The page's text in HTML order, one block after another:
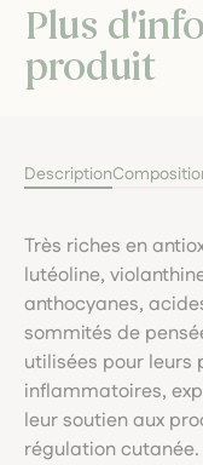
Plus
produit
Description
Très riches en
lutéoline,
anthocyanes,
sommités de
utilisées pour
inflammatoires,
leur soutien aux
régulation cutanée.